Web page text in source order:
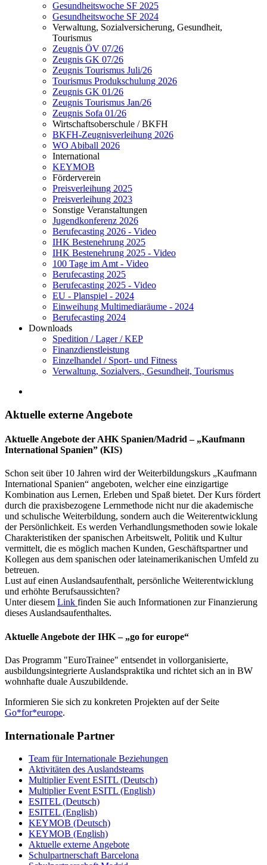
Gesundheitswoche SF 2025
Gesundheitswoche SF 2024
Verwaltung, Sozialversicherung, Gesundheit,
Tourismus
Zeugnis ÖV 07/26
Zeugnis GK 07/26
Zeugnis Tourismus Juli/26
Tourismus Produkschulung 2026
Zeugnis GK 01/26
Zeugnis Tourismus Jan/26
Zeugnis Sofa 01/26
Wirtschaftsoberschule / BKFH
BKFH-Zeugnisverleihung 2026
WO Abiball 2026
International
KEYMOB
Förderverein
Preisverleihung 2025
Preisverleihung 2023
Sonstige Veranstaltungen
Jugendkonferenz 2026
Berufecasting 2026 - Video
IHK Bestenehrung 2025
IHK Bestenehrung 2025 - Video
100 Tage im Amt - Video
Berufecasting 2025
Berufecasting 2025 - Video
EU - Planspiel - 2024
Einweihung Multimediaräume - 2024
Berufecasting 2024
Downloads
Spedition / Lager / KEP
Finanzdienstleistung
Einzelhandel / Sport- und Fitness
Verwaltung, Sozialvers., Gesundheit, Tourismus
Aktuelle externe Angebote
Aktuelle Angebote der AHK Spanien/Madrid – „Kaufmann
International Spanien” (KIS)
Schon seit über 10 Jahren wird der Weiterbildungskurs „Kaufmann
International Spanien“ angeboten, welcher eine einzigartige
Kombination aus Lernen, Erleben und Spaß bietet. Der Kurs fördert
durch die praxisbezogene Lernmethode nicht nur die akademische
und schulische Weiterbildung, sondern auch die Weiterentwicklung
der Persönlichkeit. Es werden Verhandlungsmethoden sowie lokale
Charakteristiken der spanischen Arbeitswelt, Politik und Kultur
vermittelt, die es möglich machen Kunden, Geschäftspartner und
Kollegen aus dem spanischen oder lateinamerikanischen Umfeld zu
betreuen.
Lust auf einen Auslandsaufenthalt, persönliche Weiterentwicklung
und erhöhte Berufsaussichten?
Unter diesem Link finden Sie auch Informationen zur Finanzierung
dieses Auslandsaufenthaltes.
Aktuelle Angebote der IHK – „go for europe“
Das Programm "EuroTrainee" entsendet in vollorganisierte,
ausbildungsintegrierte Auslandspraktika und richtet sich an in BW
wohnhafte duale Auszubildende.
Informieren Sie sich zu konkreten Projekten auf der Seite
Go*for*europe.
Internationale Partner
Team für Internationale Beziehungen
Aktivitäten des Auslandsteams
Multiplier Event ESITL (Deutsch)
Multiplier Event ESITL (English)
ESITEL (Deutsch)
ESITEL (English)
KEYMOB (Deutsch)
KEYMOB (English)
Aktuelle externe Angebote
Schulpartnerschaft Barcelona